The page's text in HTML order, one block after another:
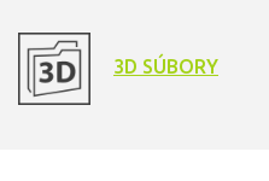
3D SÚBORY